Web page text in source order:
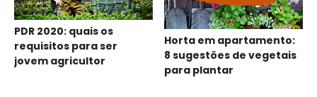
PDR 2020: quais os
requisitos para ser
jovem agricultor
Horta em apartamento:
8 sugestões de vegetais
para plantar